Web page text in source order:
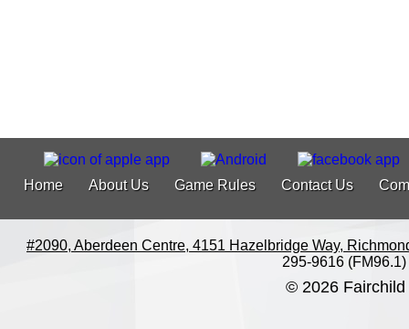
Home About Us Game Rules Contact Us
#2090, Aberdeen Centre, 4151 Hazelbridge Way,
295-9616 (FM96.1)
© 2026 Fairchild